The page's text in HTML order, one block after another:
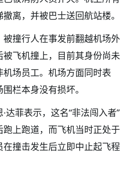
离，并被巴士送回航站楼。
撞行人在事发前翻越机场外
飞机撞上，目前其身份尚未
场员工。机场方面同时表
栏本身没有损坏。
达菲表示，这名“非法闯入者”
上跑道，而飞机当时正处于
撞击发生后立即中止起飞程